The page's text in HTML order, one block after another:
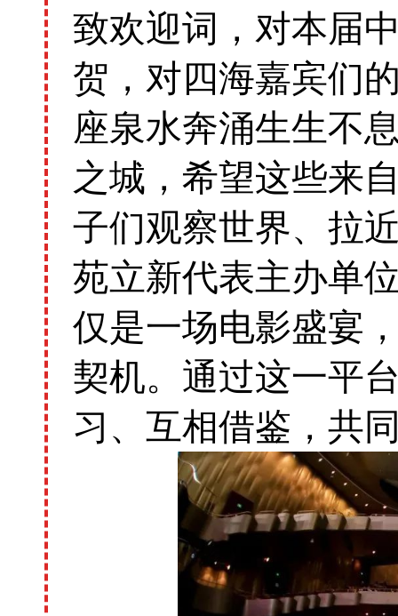
致欢迎词，对本届
贺，对四海嘉宾们
座泉水奔涌生生不
之城，希望这些来
子们观察世界、拉
苑立新代表主办单
仅是一场电影盛宴
契机。通过这一平
习、互相借鉴，共